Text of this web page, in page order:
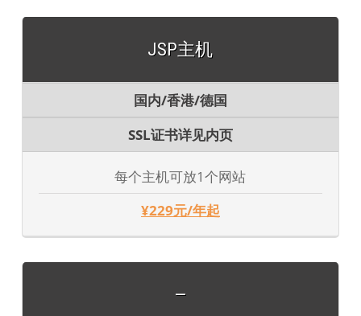
JSP主机
国内/香港/德国
SSL证书详见内页
每个主机可放1个网站
¥229元/年起
—